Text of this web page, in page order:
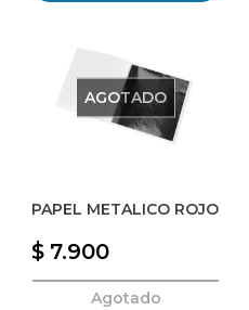
AGOTADO
PAPEL METALICO ROJO
$ 7.900
Agotado